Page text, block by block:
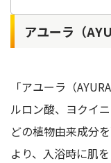
アユーラ（
「アユーラ（
ルロン酸、ヨクイ
どの植物由来成分
より、入浴時に肌